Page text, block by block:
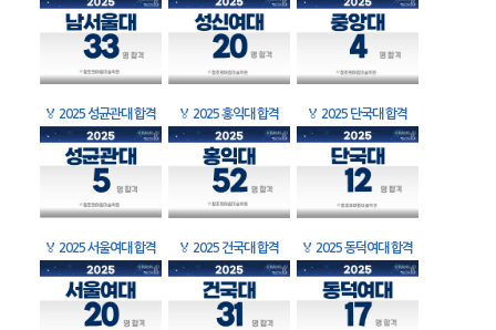
🏅 2025 성균관대 합격 🏅 2025 홍익대 합격 🏅 2025 단국대 합격
🏅 2025 서울여대 합격 🏅 2025 건국대 합격 🏅 2025 동덕여대 합격